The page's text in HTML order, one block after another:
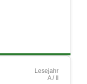
Lesejahr
A / II